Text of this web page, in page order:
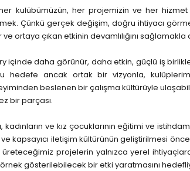
kulübümüzün, her projemizin ve her hizmet
Çünkü gerçek değişim, doğru ihtiyacı
ortaya çıkan etkinin devamlılığını sağlamakla
içinde daha görünür, daha etkin, güçlü iş
hedefe ancak ortak bir vizyonla,
beslenen bir çalışma kültürüyle
bir parçası.
ve kız çocuklarının eğitimi ve
kapsayıcı iletişim kültürünün geliştirilmesi
projelerin yalnızca yerel
gösterilebilecek bir etki yaratmasını